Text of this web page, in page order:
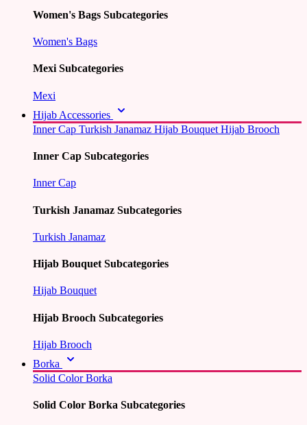
Women's Bags Subcategories
Women's Bags
Mexi Subcategories
Mexi
Hijab Accessories
Inner Cap Turkish Janamaz Hijab Bouquet Hijab Brooch
Inner Cap Subcategories
Inner Cap
Turkish Janamaz Subcategories
Turkish Janamaz
Hijab Bouquet Subcategories
Hijab Bouquet
Hijab Brooch Subcategories
Hijab Brooch
Borka
Solid Color Borka
Solid Color Borka Subcategories